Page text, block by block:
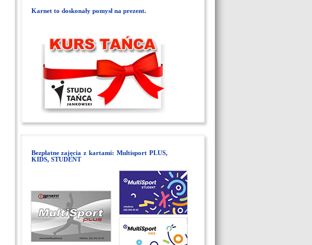
Karnet to doskonały pomysł na prezent.
Bezpłatne zajęcia z kartami: Multisport PLUS,
KIDS, STUDENT